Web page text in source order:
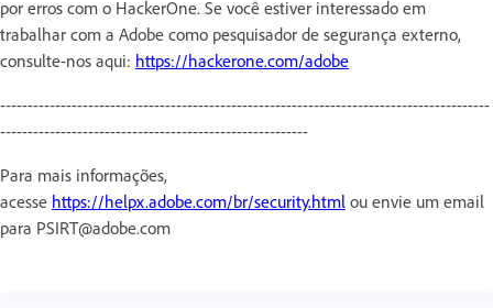
por erros com o HackerOne. Se você estiver interessado em
trabalhar com a Adobe como pesquisador de segurança externo,
consulte-nos aqui: https://hackerone.com/adobe
-----------------------------------------------------------------------------------------
--------------------------------------------------------
Para mais informações,
acesse https://helpx.adobe.com/br/security.html ou envie um email
para PSIRT@adobe.com